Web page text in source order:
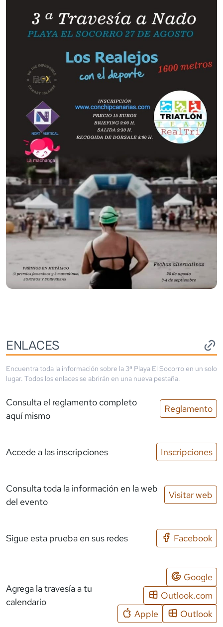
ENLACES
Encuentra toda la información sobre la 3ª Playa El Socorro en un solo
lugar. Todos los enlaces se abrirán en una nueva pestaña.
Consulta el reglamento completo
aquí mismo
Reglamento
Accede a las inscripciones Inscripciones
Consulta toda la información en la web
del evento
Visitar web
Sigue esta prueba en sus redes Facebook
Agrega la travesía a tu
calendario
Google
Outlook.com
Apple
Outlook